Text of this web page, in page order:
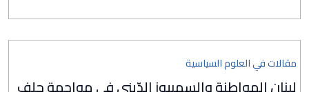
مقالات في العلوم السياسية